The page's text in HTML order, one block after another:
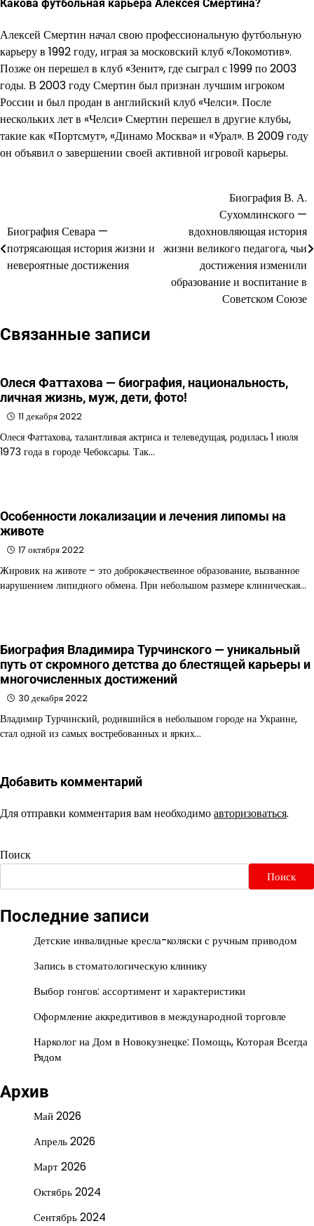
Какова футбольная карьера Алексея Смертина?
Алексей Смертин начал свою профессиональную футбольную
карьеру в 1992 году, играя за московский клуб «Локомотив».
Позже он перешел в клуб «Зенит», где сыграл с 1999 по 2003
годы. В 2003 году Смертин был признан лучшим игроком
России и был продан в английский клуб «Челси». После
нескольких лет в «Челси» Смертин перешел в другие клубы,
такие как «Портсмут», «Динамо Москва» и «Урал». В 2009 году
он объявил о завершении своей активной игровой карьеры.
по
записям
Биография Севара —
потрясающая история жизни и
невероятные достижения
Биография В. А.
Сухомлинского —
вдохновляющая история
жизни великого педагога, чьи
достижения изменили
образование и воспитание в
Советском Союзе
Связанные записи
Олеся Фаттахова — биография, национальность,
личная жизнь, муж, дети, фото!
11 декабря 2022
Олеся Фаттахова, талантливая актриса и телеведущая, родилась 1 июля
1973 года в городе Чебоксары. Так…
Особенности локализации и лечения липомы на
животе
17 октября 2022
Жировик на животе – это доброкачественное образование, вызванное
нарушением липидного обмена. При небольшом размере клиническая…
Биография Владимира Турчинского — уникальный
путь от скромного детства до блестящей карьеры и
многочисленных достижений
30 декабря 2022
Владимир Турчинский, родившийся в небольшом городе на Украине,
стал одной из самых востребованных и ярких…
Добавить комментарий
Для отправки комментария вам необходимоавторизоваться.
Поиск
Поиск
Последние записи
Детские инвалидные кресла-коляски с ручным приводом
Запись в стоматологическую клинику
Выбор гонгов: ассортимент и характеристики
Оформление аккредитивов в международной торговле
Нарколог на Дом в Новокузнецке: Помощь, Которая Всегда
Рядом
Архив
Май 2026
Апрель 2026
Март 2026
Октябрь 2024
Сентябрь 2024